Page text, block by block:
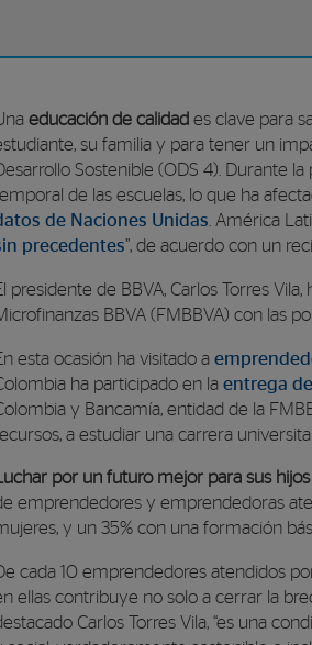
educación de calidad es clave para
su familia y para tener un
Desarrollo Sostenible (ODS 4).
Durante
de las escuelas, lo que ha
de Naciones Unidas . América
precedentes”, de acuerdo con un
presidente de BBVA, Carlos Torres
BBVA (FMBBVA) con las
esta ocasión ha visitado a
ha participado en la entrega
y Bancamía, entidad de la
a estudiar una carrera
por un futuro mejor para sus hijos
emprendedores y emprendedoras
y un 35% con una formación
De cada 10 emprendedores atendidos
ellas contribuye no solo a cerrar la
Carlos Torres Vila, “es una